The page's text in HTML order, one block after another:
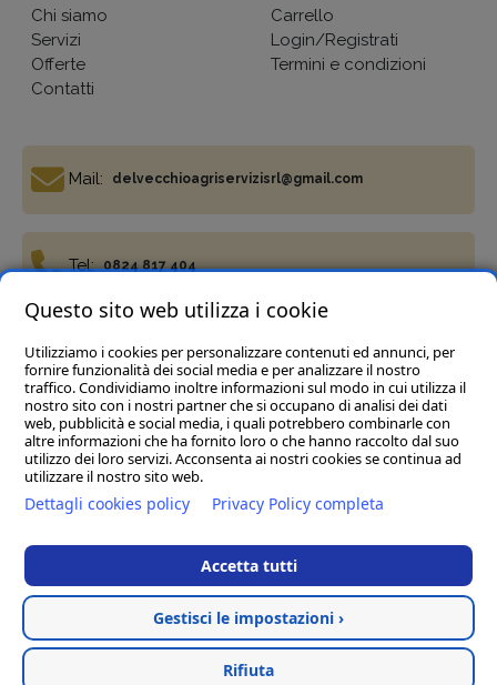
Chi siamo
Servizi
Offerte
Contatti
Carrello
Login/Registrati
Termini e condizioni
Mail: delvecchioagriservizisrl@gmail.com
Tel: 0824 817 404
Fax: 0824 817 977
Del Vecchio Agriservizi Srl
- C.da Tre Pietre, snc, 82034
Guardia Sanframondi (BN) P.IVA 01472040623
Rea BN123197 Cap.soc € 45.000,00 i.v. - Pec :
delvecchioagriservizisrl@legalmail.it
Hosted & created by
Questo sito web utilizza i cookie
Utilizziamo i cookies per personalizzare contenuti ed annunci, per
fornire funzionalità dei social media e per analizzare il nostro
traffico. Condividiamo inoltre informazioni sul modo in cui utilizza il
nostro sito con i nostri partner che si occupano di analisi dei dati
web, pubblicità e social media, i quali potrebbero combinarle con
altre informazioni che ha fornito loro o che hanno raccolto dal suo
utilizzo dei loro servizi. Acconsenta ai nostri cookies se continua ad
utilizzare il nostro sito web.
Dettagli cookies policy Privacy Policy completa
Accetta tutti
Gestisci le impostazioni ›
Rifiuta